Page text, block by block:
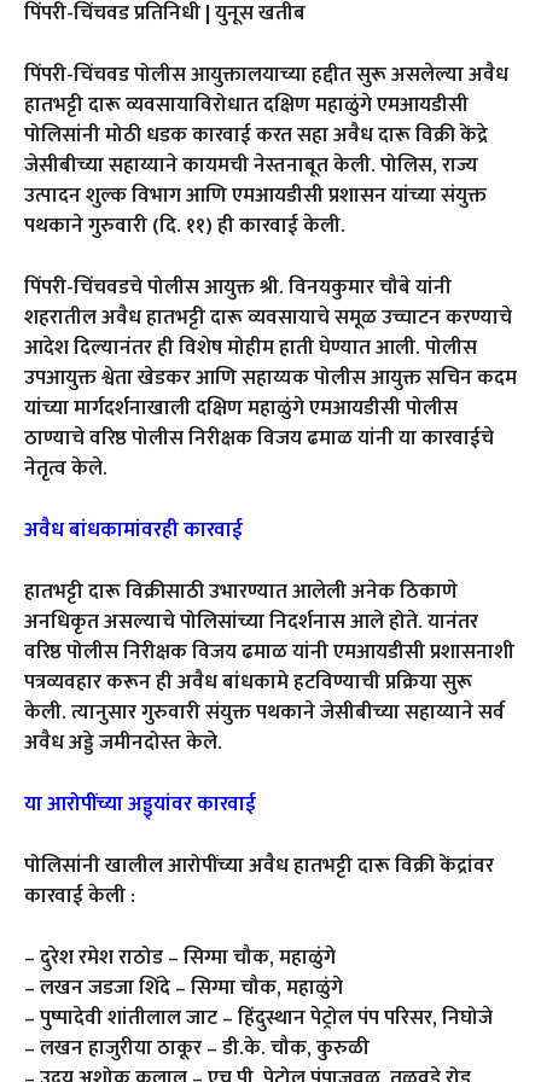
पिंपरी-चिंचवड प्रतिनिधी | युनूस खतीब
पिंपरी-चिंचवड पोलीस आयुक्तालयाच्या हद्दीत सुरू असलेल्या अवैध
हातभट्टी दारू व्यवसायाविरोधात दक्षिण महाळुंगे एमआयडीसी
पोलिसांनी मोठी धडक कारवाई करत सहा अवैध दारू विक्री केंद्रे
जेसीबीच्या सहाय्याने कायमची नेस्तनाबूत केली. पोलिस, राज्य
उत्पादन शुल्क विभाग आणि एमआयडीसी प्रशासन यांच्या संयुक्त
पथकाने गुरुवारी (दि. ११) ही कारवाई केली.
पिंपरी-चिंचवडचे पोलीस आयुक्त श्री. विनयकुमार चौबे यांनी
शहरातील अवैध हातभट्टी दारू व्यवसायाचे समूळ उच्चाटन करण्याचे
आदेश दिल्यानंतर ही विशेष मोहीम हाती घेण्यात आली. पोलीस
उपआयुक्त श्वेता खेडकर आणि सहाय्यक पोलीस आयुक्त सचिन कदम
यांच्या मार्गदर्शनाखाली दक्षिण महाळुंगे एमआयडीसी पोलीस
ठाण्याचे वरिष्ठ पोलीस निरीक्षक विजय ढमाळ यांनी या कारवाईचे
नेतृत्व केले.
अवैध बांधकामांवरही कारवाई
हातभट्टी दारू विक्रीसाठी उभारण्यात आलेली अनेक ठिकाणे
अनधिकृत असल्याचे पोलिसांच्या निदर्शनास आले होते. यानंतर
वरिष्ठ पोलीस निरीक्षक विजय ढमाळ यांनी एमआयडीसी प्रशासनाशी
पत्रव्यवहार करून ही अवैध बांधकामे हटविण्याची प्रक्रिया सुरू
केली. त्यानुसार गुरुवारी संयुक्त पथकाने जेसीबीच्या सहाय्याने सर्व
अवैध अड्डे जमीनदोस्त केले.
या आरोपींच्या अड्ड्यांवर कारवाई
पोलिसांनी खालील आरोपींच्या अवैध हातभट्टी दारू विक्री केंद्रांवर
कारवाई केली :
– दुरेश रमेश राठोड – सिग्मा चौक, महाळुंगे
– लखन जडजा शिंदे – सिग्मा चौक, महाळुंगे
– पुष्पादेवी शांतीलाल जाट – हिंदुस्थान पेट्रोल पंप परिसर, निघोजे
– लखन हाजुरीया ठाकूर – डी.के. चौक, कुरुळी